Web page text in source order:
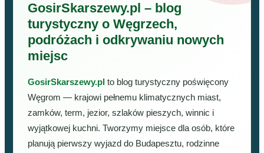
GosirSkarszewy.pl – blog
turystyczny o Węgrzech,
podróżach i odkrywaniu nowych
miejsc
GosirSkarszewy.pl to blog turystyczny poświęcony
Węgrom — krajowi pełnemu klimatycznych miast,
zamków, term, jezior, szlaków pieszych, winnic i
wyjątkowej kuchni. Tworzymy miejsce dla osób, które
planują pierwszy wyjazd do Budapesztu, rodzinne